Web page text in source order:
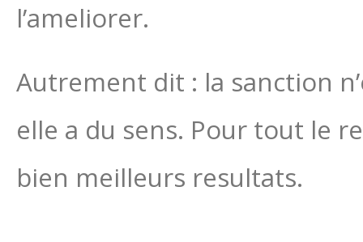
l’ameliorer.
Autrement dit : la sanction
elle a du sens. Pour tout le
bien meilleurs resultats.